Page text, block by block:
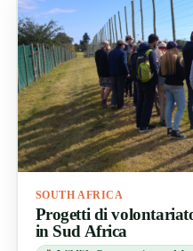
SOUTH AFRICA
Progetti di
in Sud Africa